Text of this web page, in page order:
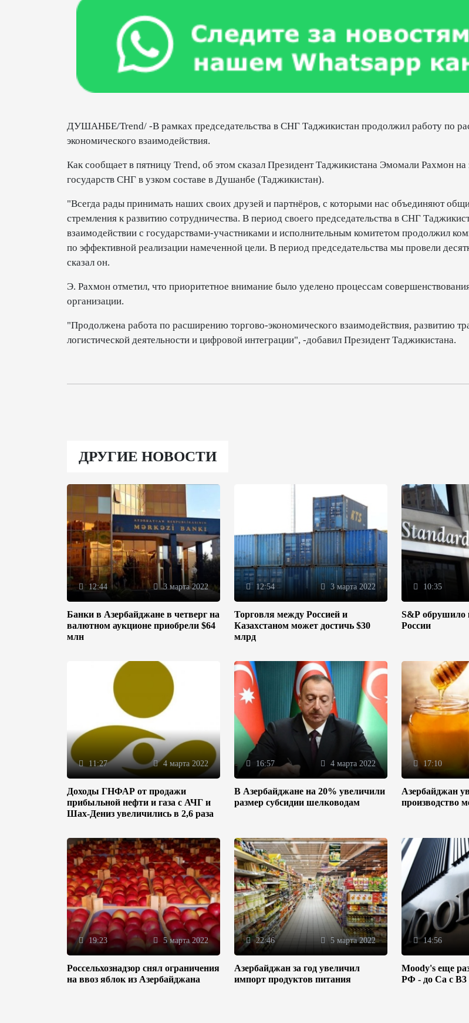
ДУШАНБЕ/Trend/ -В рамках председательства в СНГ Таджикистан продолжил работу по
экономического взаимодействия.
Как сообщает в пятницу Trend, об этом сказал Президент Таджикистана Эмомали Рахмон на
государств СНГ в узком составе в Душанбе (Таджикистан).
"Всегда рады принимать наших своих друзей и партнёров, с которыми нас объединяют
стремления к развитию сотрудничества. В период своего председательства в СНГ
взаимодействии с государствами-участниками и исполнительным комитетом продолжил
по эффективной реализации намеченной цели. В период председательства мы провели
сказал он.
Э. Рахмон отметил, что приоритетное внимание было уделено процессам
организации.
"Продолжена работа по расширению торгово-экономического взаимодействия, развитию
логистической деятельности и цифровой интеграции", -добавил Президент Таджикистана.
ДРУГИЕ НОВОСТИ
12:44 3 марта 2022
Банки в Азербайджане в четверг на
валютном аукционе приобрели $64
млн
12:54 3 марта 2022
Торговля между Россией и
Казахстаном может достичь $30
млрд
10:35
S&P обрушило
России
11:27 4 марта 2022
Доходы ГНФАР от продажи
прибыльной нефти и газа с АЧГ и
Шах-Дениз увеличились в 2,6 раза
16:57 4 марта 2022
В Азербайджане на 20% увеличили
размер субсидии шелководам
17:10
Азербайджан
производство
19:23 5 марта 2022
Россельхознадзор снял ограничения
на ввоз яблок из Азербайджана
22:46 5 марта 2022
Азербайджан за год увеличил
импорт продуктов питания
14:56
Moody's еще
РФ - до Ca с B3